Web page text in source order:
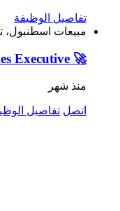
تفاصيل الوظيفة
مبيعات اسطنبول،
🚀 We’re Hiring | Forex Sales Executive
منذ شهر
اتصل تفاصيل